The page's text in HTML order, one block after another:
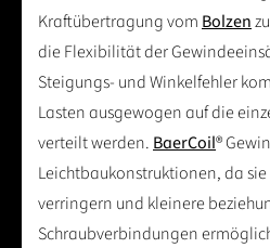
Kraftübertragung vom Bolzen
die Flexibilität der
Steigungs- und Winkelfehler
Lasten ausgewogen auf die
verteilt werden. BaerCoil®
Leichtbaukonstruktionen, da
verringern und kleinere
Schraubverbindungen